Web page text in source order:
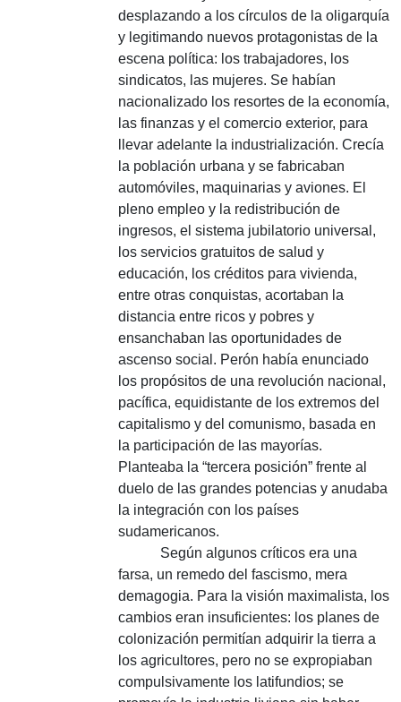
desplazando a los círculos de la oligarquía
y legitimando nuevos protagonistas de la
escena política: los trabajadores, los
sindicatos, las mujeres. Se habían
nacionalizado los resortes de la economía,
las finanzas y el comercio exterior, para
llevar adelante la industrialización. Crecía
la población urbana y se fabricaban
automóviles, maquinarias y aviones. El
pleno empleo y la redistribución de
ingresos, el sistema jubilatorio universal,
los servicios gratuitos de salud y
educación, los créditos para vivienda,
entre otras conquistas, acortaban la
distancia entre ricos y pobres y
ensanchaban las oportunidades de
ascenso social. Perón había enunciado
los propósitos de una revolución nacional,
pacífica, equidistante de los extremos del
capitalismo y del comunismo, basada en
la participación de las mayorías.
Planteaba la “tercera posición” frente al
duelo de las grandes potencias y anudaba
la integración con los países
sudamericanos.
Según algunos críticos era una
farsa, un remedo del fascismo, mera
demagogia. Para la visión maximalista, los
cambios eran insuficientes: los planes de
colonización permitían adquirir la tierra a
los agricultores, pero no se expropiaban
compulsivamente los latifundios; se